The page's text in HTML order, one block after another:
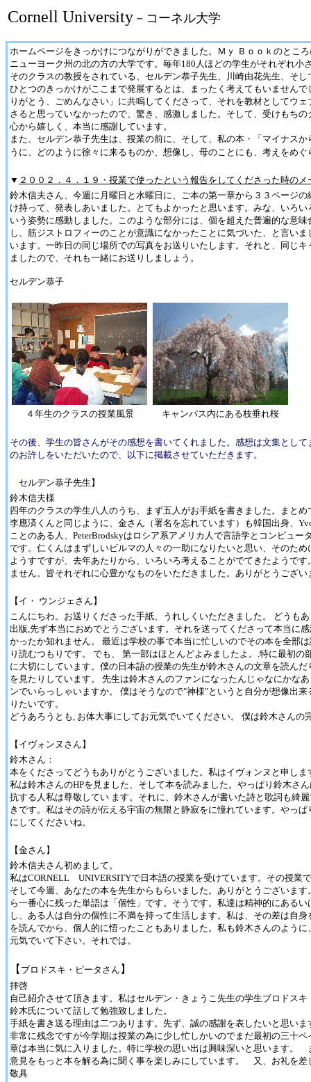
Cornell University －コーネル大学
ホームページをきっかけにつながりができました。Ｍｙ Ｂｏｏｋのとこ
ニューヨーク州の北の方の大学です。毎年180人ほどの学生がそれぞれ
そのクラスの教授をされている、セルデン恭子先生、川崎由花先生、そ
ひとつのきっかけがここまで発展するとは、まったく考えてもいません
りがとう、ごめんなさい」に共鳴してくださって、それを教材としてウ
さると思っていなかったので、驚き、感激しました。そして、受けもち
心から嬉しく、本当に感謝しています。
また、セルデン恭子先生は、授業の前に、そして、私の本・「マイナス
うに、どのように徐々に来るものか、想像し、母のことにも、考えをめ
▼ ２００２．４．１９・授業で使ったという報告をしてくださった時のメ
鈴木信夫さん、今週に月曜日と水曜日に、ご本の第一章から３３ページ
け持って、発表しあいました。とてもよかったと思います。みな、いろ
いう姿勢に感動しました。このような部分には、個を超えた普遍的な意
し、筋ジストロフィーのことが意識になかったことに気づいた、と言い
います。一昨日の同じ場所での写真をお送りいたします。それと、同じ
ましたので、それも一緒にお送りしましょう。
セルデン恭子
４年生のクラスの授業風景 キャンパス内にある枝垂れ桜
その後、学生の皆さんがその感想を書いてくれました。感想は文集とし
のお許しをいただいたので、以下に掲載させていただきます。
【 セルデン恭子先生】
鈴木信夫様
四年のクラスの学生八人のうち、まず五人がお手紙を書きました。まと
李應済くんと同じように、金さん（署名を忘れています）も韓国出身、
ことのある人、PeterBrodskyはロシア系アメリカ人で言語学とコンピュ
です。仁くんはまずしいビルマの人々の一助になりたいと思い、そのた
ようすですが、去年あたりから、いろいろ考えることがでてきたようで
ません。皆それぞれに心豊かなものをいただきました。ありがとうござい
【イ・ ウンジェさん】
こんにちわ。お送りくださった手紙、うれしくいただきました。 どうも
出版,先ず本当におめでとうございます。それを送ってくださって本当に
かったか知れません。 最近は学校の事で本当に忙しいのでその本を全部
り読むつもりです。 でも、 第一部はほとんどよみましたよ。.特に最初
に大切にしています。僕の日本語の授業の先生が鈴木さんの文章を読ん
を見たりしています。 先生は鈴木さんのファンになったんじゃなにかな
ンでいらっしゃいますか。 僕はそうなので"神様"というと自分が想像出
りたいです。
どうあろうとも, お体大事にしてお元気でいてください。 僕は鈴木さん
【イヴォンヌさん】
鈴木さん：
本をくださってどうもありがとうございました。私はイヴォンヌと申し
私は鈴木さんのHPを見ました、そして本を読みました。やっぱり鈴木さ
抗する人私は尊敬してい ます。それに、鈴木さんが書いた詩と歌詞も綺
きです。私はその詩が伝える宇宙の無限と静寂をに憧れています。やっ
にしてくださいね。
【金さん】
鈴木信夫さん初めまして。
私はCORNELL UNIVERSITYで日本語の授業を受けています。その授業
そして今週、あなたの本を先生からもらいました。ありがとうございま
ら一番心に残った単語は「個性」です。そうです。私達は精神的にある
し、ある人は自分の個性に不満を持って生活します。私は、その差は自
を読んでから、個人的に悟ったこともありました。私も鈴木さんのよう
元気でいて下さい。それでは。
【 ブロドスキ・ピータさん 】
拝啓
自己紹介させて頂きます。私はセルデン・きょうこ先生の学生ブロドス
鈴木氏について話して勉強致しました。
手紙を書き送る理由は二つあります。先ず、誠の感謝を表したいと思い
非常に残念ですが今学期は授業の為に少し忙しかいのでまだ最初の三十
章は本当に気に入りました。特に学校の思い出は興味深いと思います。
意見をもっと本を解る為に聞く事を楽しみにしています。 又、お礼を差
敬具